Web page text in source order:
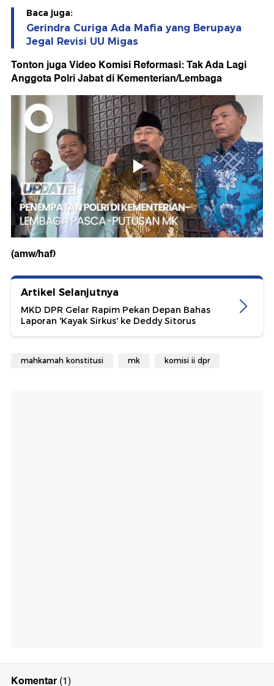
Baca juga:
Gerindra Curiga Ada Mafia yang Berupaya
Jegal Revisi UU Migas
Tonton juga Video Komisi Reformasi: Tak Ada Lagi
Anggota Polri Jabat di Kementerian/Lembaga
(amw/haf)
Artikel Selanjutnya
MKD DPR Gelar Rapim Pekan Depan Bahas
Laporan 'Kayak Sirkus' ke Deddy Sitorus
mahkamah konstitusi mk komisi ii dpr